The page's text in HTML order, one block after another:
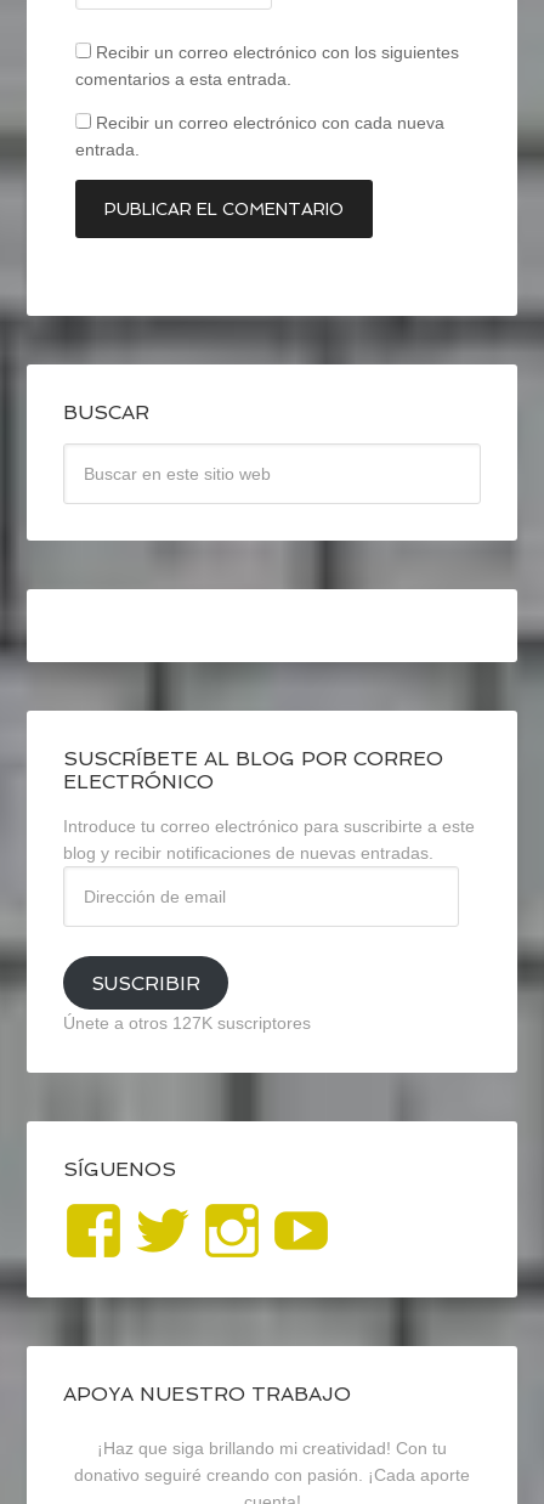
Recibir un correo electrónico con los siguientes
comentarios a esta entrada.
Recibir un correo electrónico con cada nueva
entrada.
BUSCAR
SUSCRÍBETE AL BLOG POR CORREO
ELECTRÓNICO
Introduce tu correo electrónico para suscribirte a este
blog y recibir notificaciones de nuevas entradas.
email
SUSCRIBIR
Únete a otros 127K suscriptores
SÍGUENOS
Ver
perfil
de
blogrecursosep
en
Ver
perfil
de
recursosep
en
Ver
perfil
de
recursosep
en
APOYA NUESTRO TRABAJO
¡Haz que siga brillando mi creatividad! Con tu
donativo seguiré creando con pasión. ¡Cada aporte